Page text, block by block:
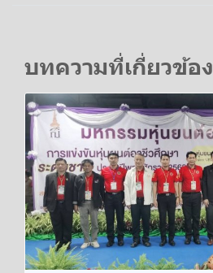
บทความที่เกี่ยวข้อง